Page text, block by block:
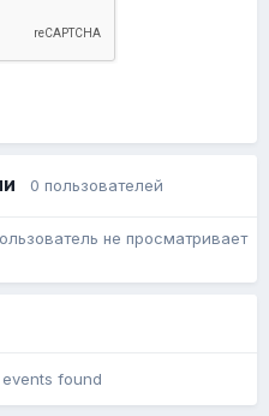
0 пользователей
не просматривает
found